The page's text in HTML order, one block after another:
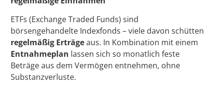
ETFs (Exchange Traded Funds) sind
börsengehandelte Indexfonds – viele davon schütten
regelmäßig Erträgeaus. In Kombination mit einem
Entnahmeplan lassen sich so monatlich feste
Beträge aus dem Vermögen entnehmen, ohne
Substanzverluste.